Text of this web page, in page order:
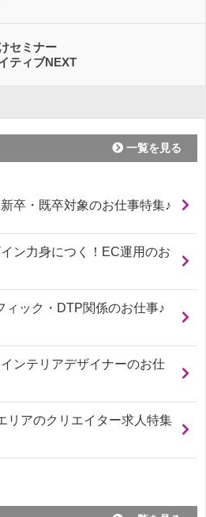
セミナー
ティブNEXT
一覧を見る
卒・既卒対象のお仕事特集♪
ン力身につく！EC運用のお
ィック・DTP関係のお仕事♪
ンテリアデザイナーのお仕
リアのクリエイター求人特集